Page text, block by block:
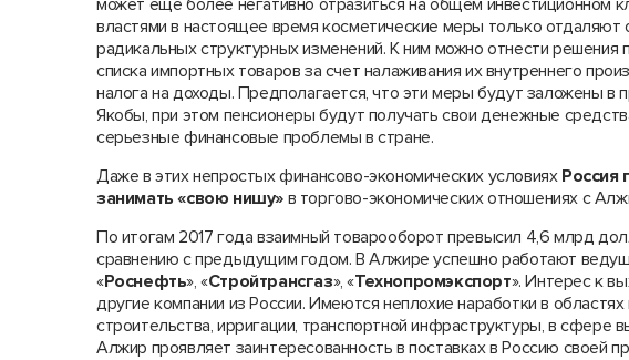
может еще более негативно отразиться на общем инвестиционном
властями в настоящее время косметические меры только
радикальных структурных изменений. К ним можно отнести
списка импортных товаров за счет налаживания их внутреннего
налога на доходы. Предполагается, что эти меры будут заложены в
Якобы, при этом пенсионеры будут получать свои денежные
серьезные финансовые проблемы в стране.
Даже в этих непростых финансово-экономических условиях Россия
занимать «свою нишу» в торгово-экономических отношениях с
По итогам 2017 года взаимный товарооборот превысил 4,6 млрд
сравнению с предыдущим годом. В Алжире успешно работают
«Роснефть», «Стройтрансгаз», «Технопромэкспорт». Интерес к
другие компании из России. Имеются неплохие наработки в
строительства, ирригации, транспортной инфраструктуры, в сфере
Алжир проявляет заинтересованность в поставках в Россию своей